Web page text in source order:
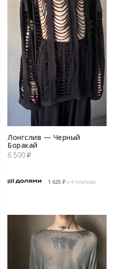
Лонгслив — Черный
Боракай
6 500 ₽
1 625 ₽х 4 платежа